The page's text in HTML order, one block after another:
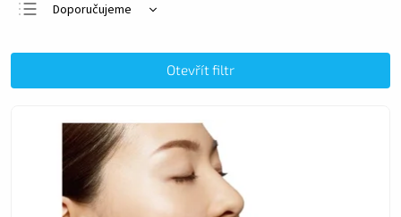
Doporučujeme
Abecedně
Otevřít filtr